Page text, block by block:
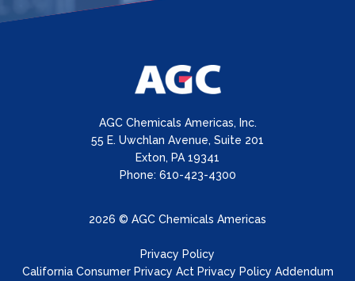
AGC Chemicals Americas, Inc.
55 E. Uwchlan Avenue, Suite 201
Exton, PA 19341
Phone: 610-423-4300
2026 © AGC Chemicals Americas
Privacy Policy
California Consumer Privacy Act Privacy Policy Addendum